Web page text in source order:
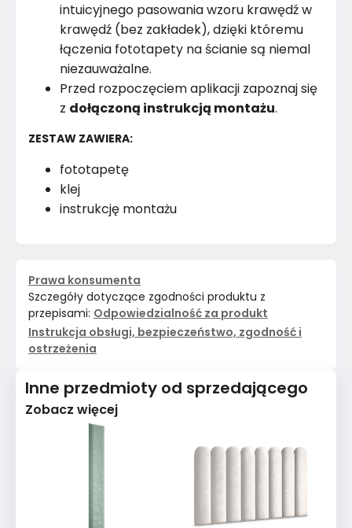
intuicyjnego pasowania wzoru krawędź w
krawędź (bez zakładek), dzięki któremu
łączenia fototapety na ścianie są niemal
niezauważalne.
Przed rozpoczęciem aplikacji zapoznaj się
z dołączoną instrukcją montażu.
ZESTAW ZAWIERA:
fototapetę
klej
instrukcję montażu
Prawa konsumenta
Szczegóły dotyczące zgodności produktu z
przepisami: Odpowiedzialność za produkt
Instrukcja obsługi, bezpieczeństwo, zgodność i
ostrzeżenia
Inne przedmioty od sprzedającego
Zobacz więcej